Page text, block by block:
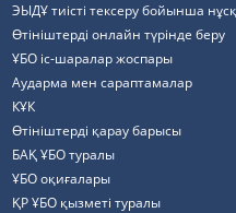
ЭЫДҰ тиісті тексеру бойынша
Өтініштерді онлайн түрінде беру
ҰБО іс-шаралар жоспары
Аударма мен сараптамалар
КҰК
Өтініштерді қарау барысы
БАҚ ҰБО туралы
ҰБО оқиғалары
ҚР ҰБО қызметі туралы